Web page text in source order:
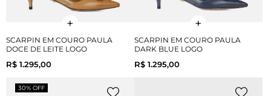
SCARPIN EM COURO PAULA
DOCE DE LEITE LOGO
R$ 1.295,00
SCARPIN EM COURO PAULA
DARK BLUE LOGO
R$ 1.295,00
30% OFF